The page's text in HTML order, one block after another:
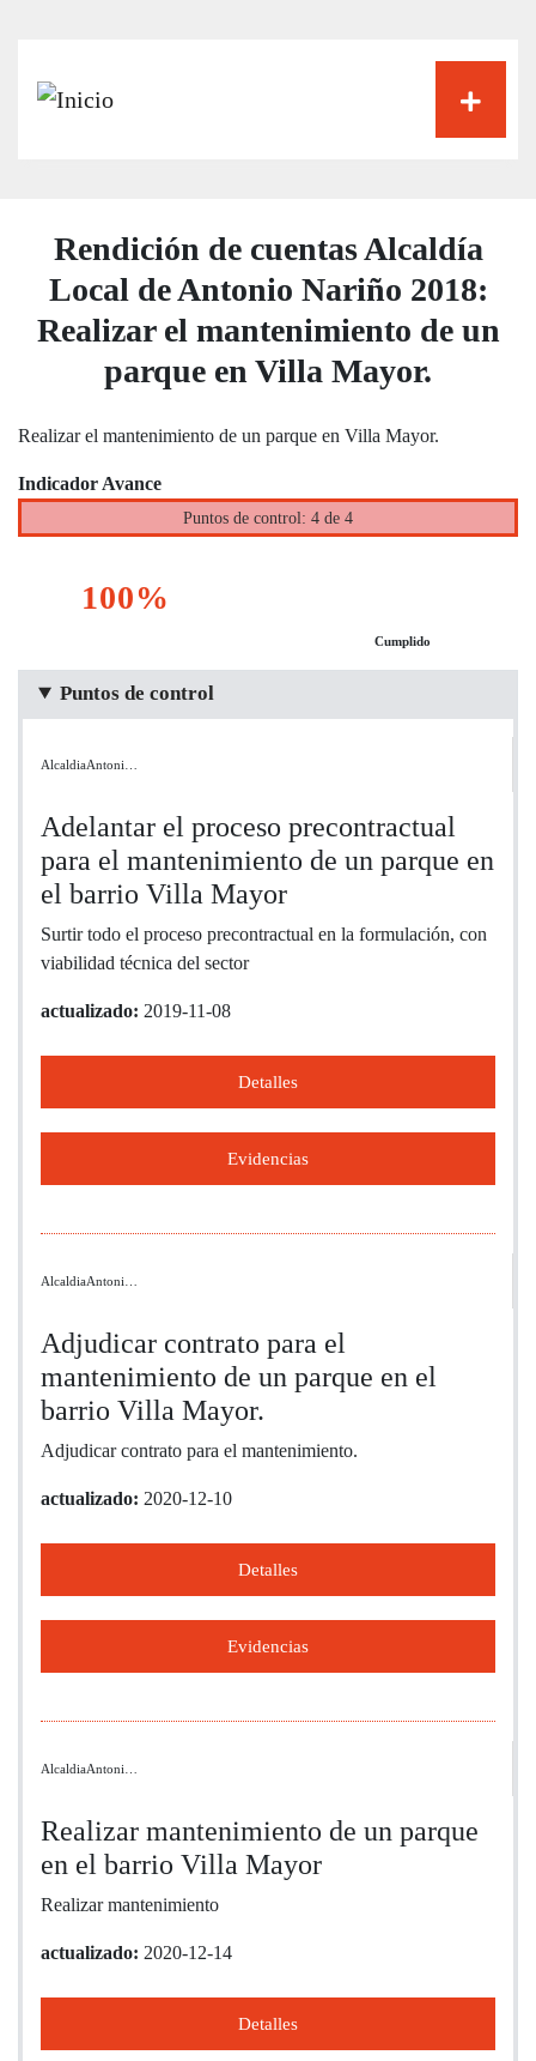
Rendición de cuentas Alcaldía
Local de Antonio Nariño 2018:
Realizar el mantenimiento de un
parque en Villa Mayor.
Realizar el mantenimiento de un parque en Villa Mayor.
Indicador Avance
Puntos de control: 4 de 4
100%
Cumplido
Puntos de control
AlcaldiaAntoni…
Adelantar el proceso precontractual
para el mantenimiento de un parque en
el barrio Villa Mayor
Surtir todo el proceso precontractual en la formulación, con
viabilidad técnica del sector
actualizado: 2019-11-08
Detalles
Evidencias
AlcaldiaAntoni…
Adjudicar contrato para el
mantenimiento de un parque en el
barrio Villa Mayor.
Adjudicar contrato para el mantenimiento.
actualizado: 2020-12-10
Detalles
Evidencias
AlcaldiaAntoni…
Realizar mantenimiento de un parque
en el barrio Villa Mayor
Realizar mantenimiento
actualizado: 2020-12-14
Detalles